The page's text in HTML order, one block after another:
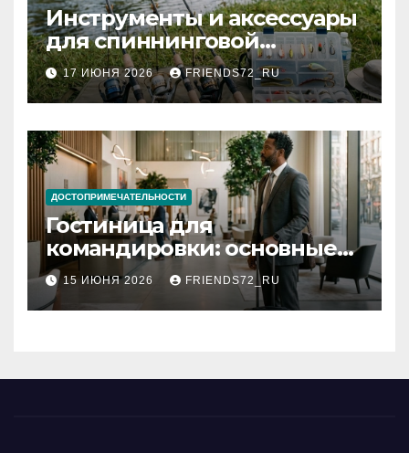
Инструменты и аксессуары
для спиннинговой
рыбалки: назначение и
типы
17 ИЮНЯ 2026 FRIENDS72_RU
ДОСТОПРИМЕЧАТЕЛЬНОСТИ
Гостиница для
командировки: основные
критерии выбора
15 ИЮНЯ 2026 FRIENDS72_RU